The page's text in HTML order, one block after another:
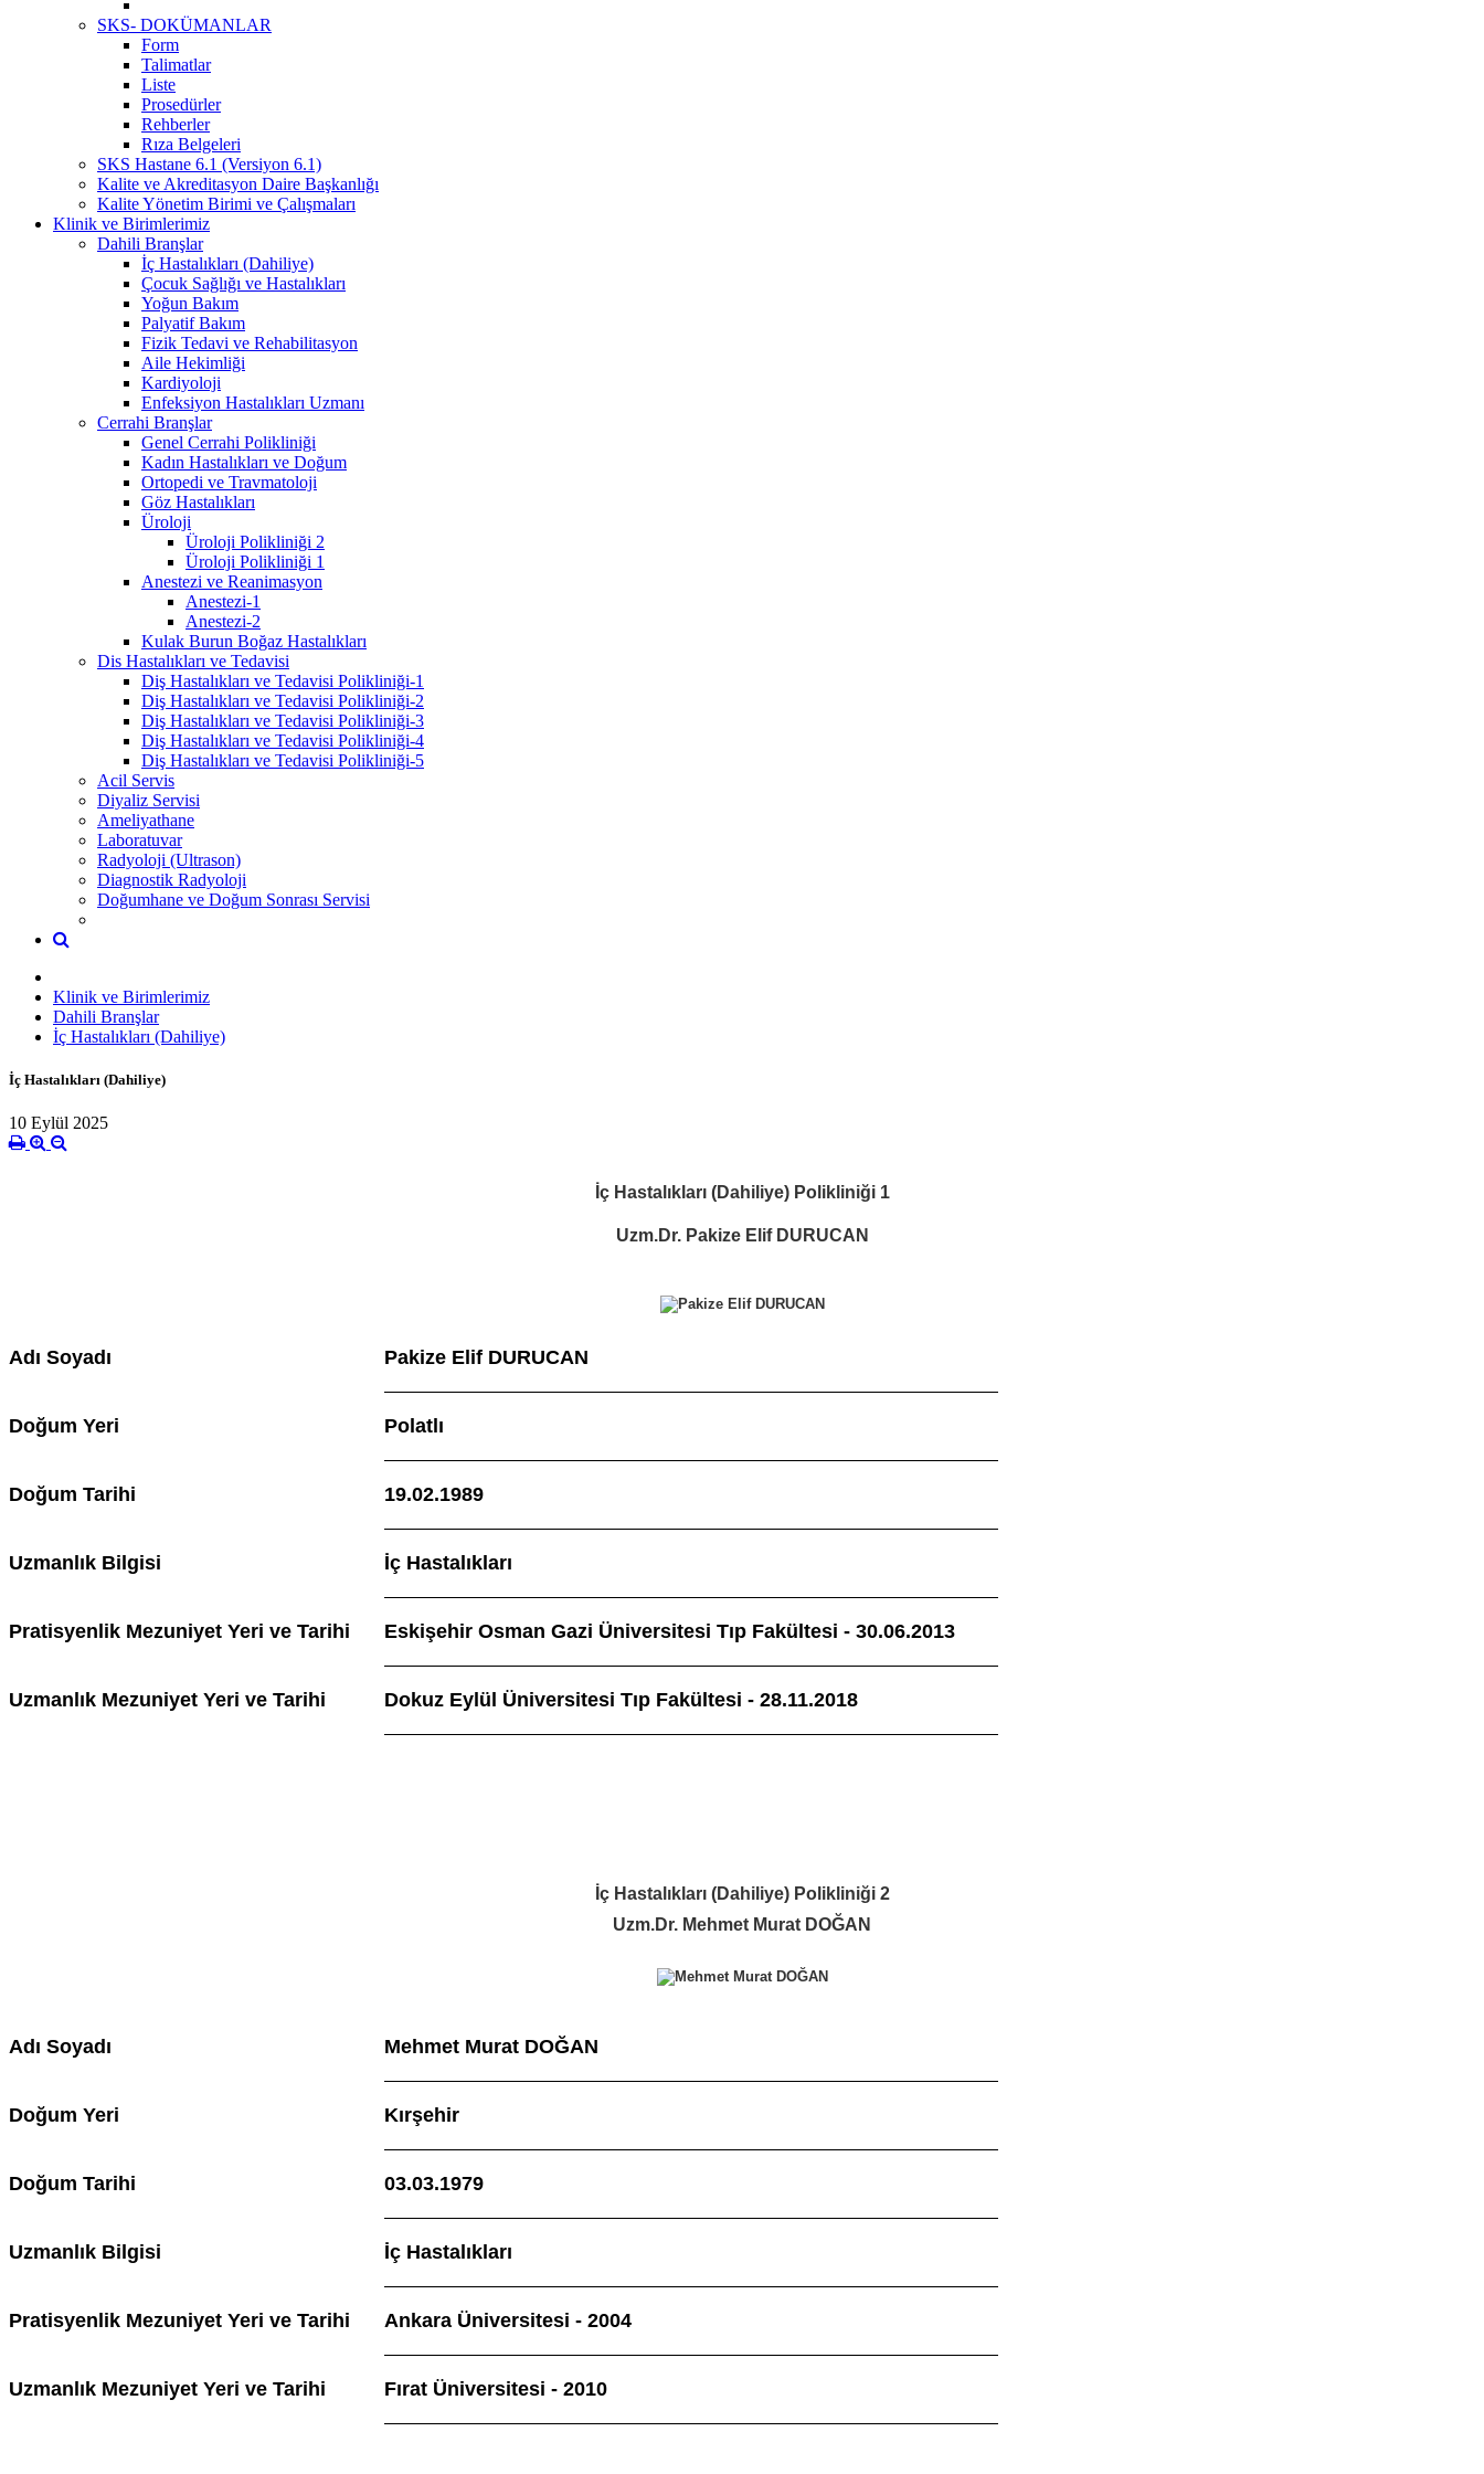
SKS- DOKÜMANLAR
Form
Talimatlar
Liste
Prosedürler
Rehberler
Rıza Belgeleri
SKS Hastane 6.1 (Versiyon 6.1)
Kalite ve Akreditasyon Daire Başkanlığı
Kalite Yönetim Birimi ve Çalışmaları
Klinik ve Birimlerimiz
Dahili Branşlar
İç Hastalıkları (Dahiliye)
Çocuk Sağlığı ve Hastalıkları
Yoğun Bakım
Palyatif Bakım
Fizik Tedavi ve Rehabilitasyon
Aile Hekimliği
Kardiyoloji
Enfeksiyon Hastalıkları Uzmanı
Cerrahi Branşlar
Genel Cerrahi Polikliniği
Kadın Hastalıkları ve Doğum
Ortopedi ve Travmatoloji
Göz Hastalıkları
Üroloji
Üroloji Polikliniği 2
Üroloji Polikliniği 1
Anestezi ve Reanimasyon
Anestezi-1
Anestezi-2
Kulak Burun Boğaz Hastalıkları
Dis Hastalıkları ve Tedavisi
Diş Hastalıkları ve Tedavisi Polikliniği-1
Diş Hastalıkları ve Tedavisi Polikliniği-2
Diş Hastalıkları ve Tedavisi Polikliniği-3
Diş Hastalıkları ve Tedavisi Polikliniği-4
Diş Hastalıkları ve Tedavisi Polikliniği-5
Acil Servis
Diyaliz Servisi
Ameliyathane
Laboratuvar
Radyoloji (Ultrason)
Diagnostik Radyoloji
Doğumhane ve Doğum Sonrası Servisi
Klinik ve Birimlerimiz
Dahili Branşlar
İç Hastalıkları (Dahiliye)
İç Hastalıkları (Dahiliye)
10 Eylül 2025
İç Hastalıkları (Dahiliye) Polikliniği 1
Uzm.Dr. Pakize Elif DURUCAN
Adı Soyadı Pakize Elif DURUCAN
Doğum Yeri Polatlı
Doğum Tarihi 19.02.1989
Uzmanlık Bilgisi İç Hastalıkları
Pratisyenlik Mezuniyet Yeri ve Tarihi Eskişehir Osman Gazi Üniversitesi Tıp Fakültesi - 30.06.2013
Uzmanlık Mezuniyet Yeri ve Tarihi Dokuz Eylül Üniversitesi Tıp Fakültesi - 28.11.2018
İç Hastalıkları (Dahiliye) Polikliniği 2
Uzm.Dr. Mehmet Murat DOĞAN
Adı Soyadı Mehmet Murat DOĞAN
Doğum Yeri Kırşehir
Doğum Tarihi 03.03.1979
Uzmanlık Bilgisi İç Hastalıkları
Pratisyenlik Mezuniyet Yeri ve Tarihi Ankara Üniversitesi - 2004
Uzmanlık Mezuniyet Yeri ve Tarihi Fırat Üniversitesi - 2010